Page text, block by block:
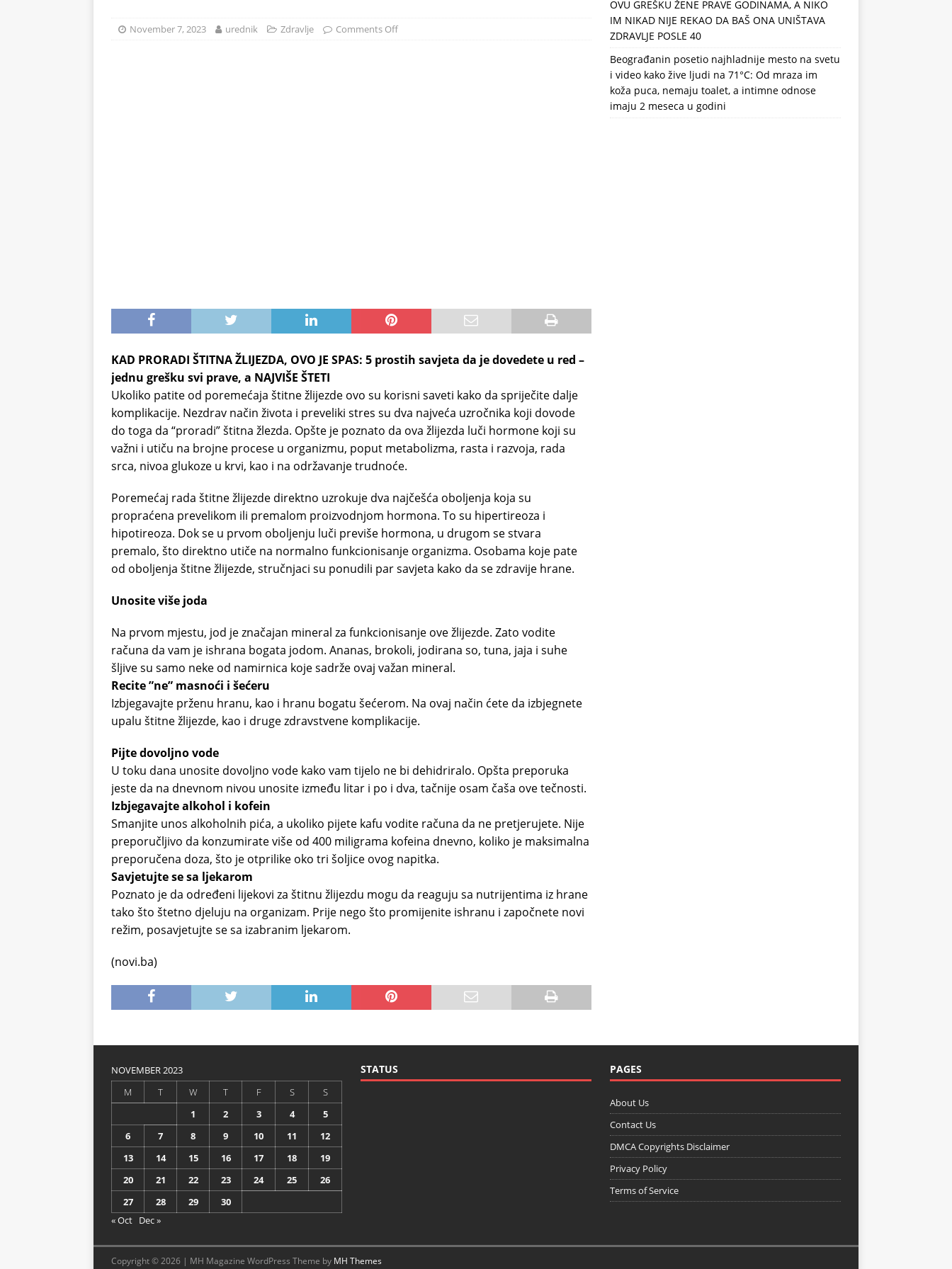
November 7, 2023 urednik Zdravlje Comments Off
KAD PRORADI ŠTITNA ŽLIJEZDA, OVO JE SPAS: 5 prostih savjeta da je dovedete u red –
jednu grešku svi prave, a NAJVIŠE ŠTETI
Ukoliko patite od poremećaja štitne žlijezde ovo su korisni saveti kako da spriječite dalje
komplikacije. Nezdrav način života i preveliki stres su dva najveća uzročnika koji dovode
do toga da “proradi” štitna žlezda. Opšte je poznato da ova žlijezda luči hormone koji su
važni i utiču na brojne procese u organizmu, poput metabolizma, rasta i razvoja, rada
srca, nivoa glukoze u krvi, kao i na održavanje trudnoće.
Poremećaj rada štitne žlijezde direktno uzrokuje dva najčešća oboljenja koja su
propraćena prevelikom ili premalom proizvodnjom hormona. To su hipertireoza i
hipotireoza. Dok se u prvom oboljenju luči previše hormona, u drugom se stvara
premalo, što direktno utiče na normalno funkcionisanje organizma. Osobama koje pate
od oboljenja štitne žlijezde, stručnjaci su ponudili par savjeta kako da se zdravije hrane.
Unosite više joda
Na prvom mjestu, jod je značajan mineral za funkcionisanje ove žlijezde. Zato vodite
računa da vam je ishrana bogata jodom. Ananas, brokoli, jodirana so, tuna, jaja i suhe
šljive su samo neke od namirnica koje sadrže ovaj važan mineral.
Recite ”ne” masnoći i šećeru
Izbjegavajte prženu hranu, kao i hranu bogatu šećerom. Na ovaj način ćete da izbjegnete
upalu štitne žlijezde, kao i druge zdravstvene komplikacije.
Pijte dovoljno vode
U toku dana unosite dovoljno vode kako vam tijelo ne bi dehidriralo. Opšta preporuka
jeste da na dnevnom nivou unosite između litar i po i dva, tačnije osam čaša ove tečnosti.
Izbjegavajte alkohol i kofein
Smanjite unos alkoholnih pića, a ukoliko pijete kafu vodite računa da ne pretjerujete. Nije
preporučljivo da konzumirate više od 400 miligrama kofeina dnevno, koliko je maksimalna
preporučena doza, što je otprilike oko tri šoljice ovog napitka.
Savjetujte se sa ljekarom
Poznato je da određeni lijekovi za štitnu žlijezdu mogu da reaguju sa nutrijentima iz hrane
tako što štetno djeluju na organizam. Prije nego što promijenite ishranu i započnete novi
režim, posavjetujte se sa izabranim ljekarom.
(novi.ba)
OVU GREŠKU ŽENE PRAVE GODINAMA, A NIKO
IM NIKAD NIJE REKAO DA BAŠ ONA UNIŠTAVA
ZDRAVLJE POSLE 40
Beograđanin posetio najhladnije mesto na svetu
i video kako žive ljudi na 71°C: Od mraza im
koža puca, nemaju toalet, a intimne odnose
imaju 2 meseca u godini
NOVEMBER 2023
M
T W T F S
S
1
2 3 4
5
6
7 8 9 10 11
12
13
14 15 16 17 18
19
20
21 22 23 24 25
26
27
28 29
30
« Oct Dec »
STATUS PAGES
About Us
Contact Us
DMCA Copyrights Disclaimer
Privacy Policy
Terms of Service
Copyright © 2026 | MH Magazine WordPress Theme by MH Themes